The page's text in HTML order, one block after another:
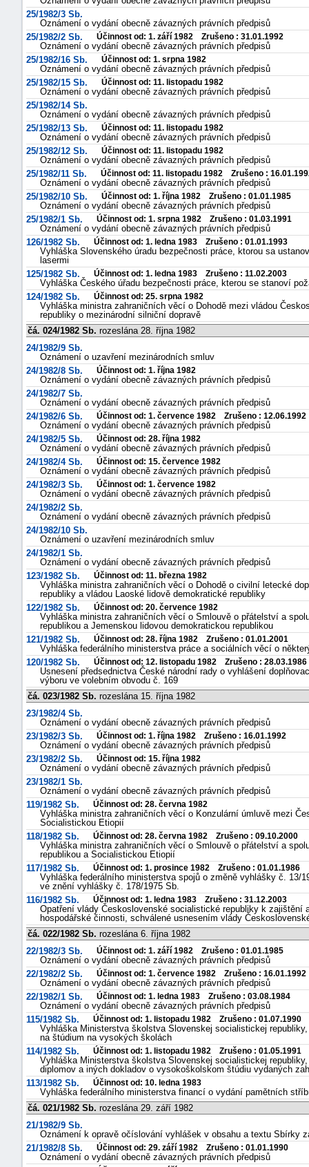
25/1982/3 Sb.
Oznámení o vydání obecně závazných právních předpisů
25/1982/2 Sb.
Účinnost od: 1. září 1982 Zrušeno : 31.01.1992
Oznámení o vydání obecně závazných právních předpisů
25/1982/16 Sb.
Účinnost od: 1. srpna 1982
Oznámení o vydání obecně závazných právních předpisů
25/1982/15 Sb.
Účinnost od: 11. listopadu 1982
Oznámení o vydání obecně závazných právních předpisů
25/1982/14 Sb.
Oznámení o vydání obecně závazných právních předpisů
25/1982/13 Sb.
Účinnost od: 11. listopadu 1982
Oznámení o vydání obecně závazných právních předpisů
25/1982/12 Sb.
Účinnost od: 11. listopadu 1982
Oznámení o vydání obecně závazných právních předpisů
25/1982/11 Sb.
Účinnost od: 11. listopadu 1982 Zrušeno :
Oznámení o vydání obecně závazných právních předpisů
25/1982/10 Sb.
Účinnost od: 1. října 1982 Zrušeno : 01.01.1985
Oznámení o vydání obecně závazných právních předpisů
25/1982/1 Sb.
Účinnost od: 1. srpna 1982 Zrušeno : 01.03.1991
Oznámení o vydání obecně závazných právních předpisů
126/1982 Sb.
Účinnost od: 1. ledna 1983 Zrušeno : 01.01.1993
Vyhláška Slovenského úradu bezpečnosti práce, ktorou sa
lasermi
125/1982 Sb.
Účinnost od: 1. ledna 1983 Zrušeno : 11.02.2003
Vyhláška Českého úřadu bezpečnosti práce, kterou se stanoví
124/1982 Sb.
Účinnost od: 25. srpna 1982
Vyhláška ministra zahraničních věcí o Dohodě mezi vládou
republiky o mezinárodní silniční dopravě
čá. 024/1982 Sb. rozeslána 28. října 1982
24/1982/9 Sb.
Oznámení o uzavření mezinárodních smluv
24/1982/8 Sb.
Účinnost od: 1. října 1982
Oznámení o vydání obecně závazných právních předpisů
24/1982/7 Sb.
Oznámení o vydání obecně závazných právních předpisů
24/1982/6 Sb.
Účinnost od: 1. července 1982 Zrušeno : 12.06.1992
Oznámení o vydání obecně závazných právních předpisů
24/1982/5 Sb.
Účinnost od: 28. října 1982
Oznámení o vydání obecně závazných právních předpisů
24/1982/4 Sb.
Účinnost od: 15. července 1982
Oznámení o vydání obecně závazných právních předpisů
24/1982/3 Sb.
Účinnost od: 1. července 1982
Oznámení o vydání obecně závazných právních předpisů
24/1982/2 Sb.
Oznámení o vydání obecně závazných právních předpisů
24/1982/10 Sb.
Oznámení o uzavření mezinárodních smluv
24/1982/1 Sb.
Oznámení o vydání obecně závazných právních předpisů
123/1982 Sb.
Účinnost od: 11. března 1982
Vyhláška ministra zahraničních věcí o Dohodě o civilní letecké
republiky a vládou Laoské lidově demokratické republiky
122/1982 Sb.
Účinnost od: 20. července 1982
Vyhláška ministra zahraničních věcí o Smlouvě o přátelství a
republikou a Jemenskou lidovou demokratickou republikou
121/1982 Sb.
Účinnost od: 28. října 1982 Zrušeno : 01.01.2001
Vyhláška federálního ministerstva práce a sociálních věcí o
120/1982 Sb.
Účinnost od: 12. listopadu 1982 Zrušeno : 28.03.1986
Usnesení předsednictva České národní rady o vyhlášení
výboru ve volebním obvodu č. 169
čá. 023/1982 Sb. rozeslána 15. října 1982
23/1982/4 Sb.
Oznámení o vydání obecně závazných právních předpisů
23/1982/3 Sb.
Účinnost od: 1. října 1982 Zrušeno : 16.01.1992
Oznámení o vydání obecně závazných právních předpisů
23/1982/2 Sb.
Účinnost od: 15. října 1982
Oznámení o vydání obecně závazných právních předpisů
23/1982/1 Sb.
Oznámení o vydání obecně závazných právních předpisů
119/1982 Sb.
Účinnost od: 28. června 1982
Vyhláška ministra zahraničních věcí o Konzulární úmluvě mezi
Socialistickou Etiopií
118/1982 Sb.
Účinnost od: 28. června 1982 Zrušeno : 09.10.2000
Vyhláška ministra zahraničních věcí o Smlouvě o přátelství a
republikou a Socialistickou Etiopií
117/1982 Sb.
Účinnost od: 1. prosince 1982 Zrušeno : 01.01.1986
Vyhláška federálního ministerstva spojů o změně vyhlášky č. 13/
ve znění vyhlášky č. 178/1975 Sb.
116/1982 Sb.
Účinnost od: 1. ledna 1983 Zrušeno : 31.12.2003
Opatření vlády Československé socialistické republiky k zajištění
hospodářské činnosti, schválené usnesením vlády
čá. 022/1982 Sb. rozeslána 6. října 1982
22/1982/3 Sb.
Účinnost od: 1. září 1982 Zrušeno : 01.01.1985
Oznámení o vydání obecně závazných právních předpisů
22/1982/2 Sb.
Účinnost od: 1. července 1982 Zrušeno : 16.01.1992
Oznámení o vydání obecně závazných právních předpisů
22/1982/1 Sb.
Účinnost od: 1. ledna 1983 Zrušeno : 03.08.1984
Oznámení o vydání obecně závazných právních předpisů
115/1982 Sb.
Účinnost od: 1. listopadu 1982 Zrušeno : 01.07.1990
Vyhláška Ministerstva školstva Slovenskej socialistickej
na štúdium na vysokých školách
114/1982 Sb.
Účinnost od: 1. listopadu 1982 Zrušeno : 01.05.1991
Vyhláška Ministerstva školstva Slovenskej socialistickej
diplomov a iných dokladov o vysokoškolskom štúdiu vydaných
113/1982 Sb.
Účinnost od: 10. ledna 1983
Vyhláška federálního ministerstva financí o vydání pamětních
čá. 021/1982 Sb. rozeslána 29. září 1982
21/1982/9 Sb.
Oznámení k opravě očíslování vyhlášek v obsahu a textu Sbírky
21/1982/8 Sb.
Účinnost od: 29. září 1982 Zrušeno : 01.01.1990
Oznámení o vydání obecně závazných právních předpisů